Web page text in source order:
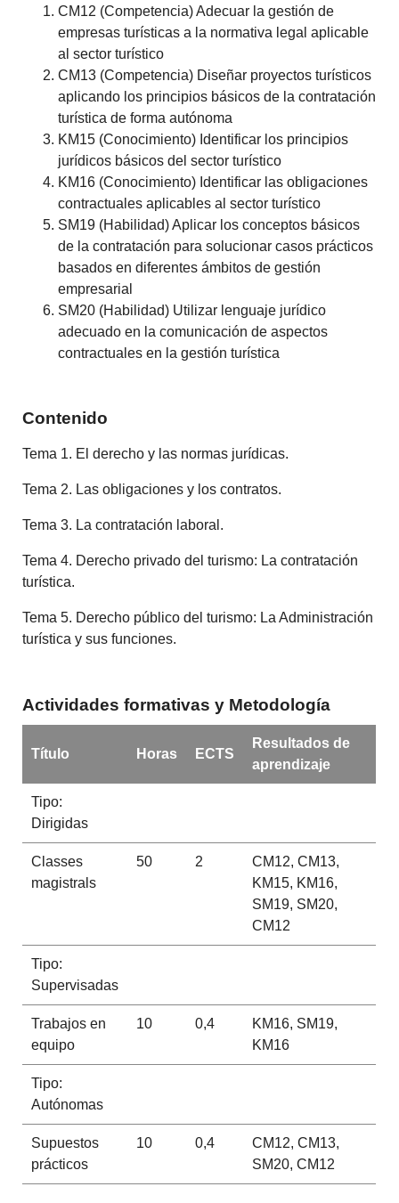
CM12 (Competencia) Adecuar la gestión de
empresas turísticas a la normativa legal aplicable
al sector turístico
CM13 (Competencia) Diseñar proyectos turísticos
aplicando los principios básicos de la contratación
turística de forma autónoma
KM15 (Conocimiento) Identificar los principios
jurídicos básicos del sector turístico
KM16 (Conocimiento) Identificar las obligaciones
contractuales aplicables al sector turístico
SM19 (Habilidad) Aplicar los conceptos básicos
de la contratación para solucionar casos prácticos
basados en diferentes ámbitos de gestión
empresarial
SM20 (Habilidad) Utilizar lenguaje jurídico
adecuado en la comunicación de aspectos
contractuales en la gestión turística
Contenido
Tema 1. El derecho y las normas jurídicas.
Tema 2. Las obligaciones y los contratos.
Tema 3. La contratación laboral.
Tema 4. Derecho privado del turismo: La contratación
turística.
Tema 5. Derecho público del turismo: La Administración
turística y sus funciones.
Actividades formativas y Metodología
Título Horas ECTS
Resultados de
aprendizaje
Tipo:
Dirigidas
Classes
magistrals
50 2
CM12, CM13,
KM15, KM16,
SM19, SM20,
CM12
Tipo:
Supervisadas
Trabajos en
equipo
10 0,4
KM16, SM19,
KM16
Tipo:
Autónomas
Supuestos
prácticos
10 0,4
CM12, CM13,
SM20, CM12